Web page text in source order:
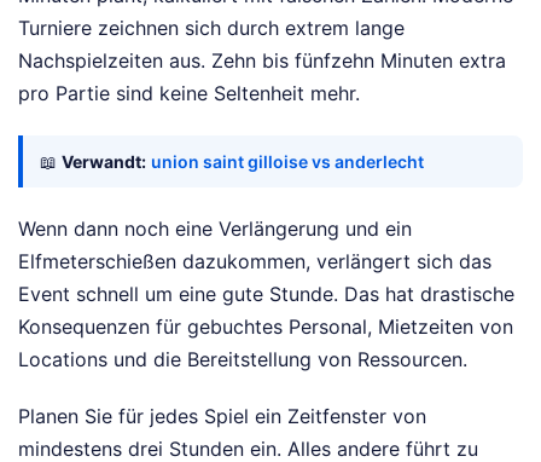
Turniere zeichnen sich durch extrem lange
Nachspielzeiten aus. Zehn bis fünfzehn Minuten extra
pro Partie sind keine Seltenheit mehr.
📖 Verwandt: union saint gilloise vs anderlecht
Wenn dann noch eine Verlängerung und ein
Elfmeterschießen dazukommen, verlängert sich das
Event schnell um eine gute Stunde. Das hat drastische
Konsequenzen für gebuchtes Personal, Mietzeiten von
Locations und die Bereitstellung von Ressourcen.
Planen Sie für jedes Spiel ein Zeitfenster von
mindestens drei Stunden ein. Alles andere führt zu